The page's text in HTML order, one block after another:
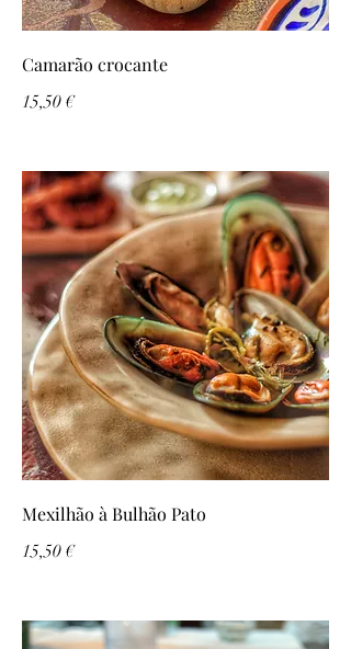
Camarão crocante
15,50 €
Mexilhão à Bulhão Pato
15,50 €